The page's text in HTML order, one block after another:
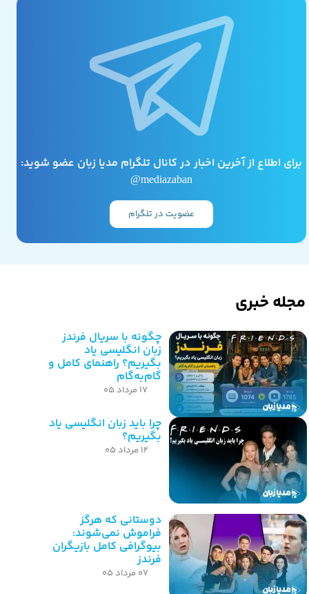
برای اطلاع از آخرین اخبار در کانال تلگرام مدیا زبان عضو شوید:
mediazaban@
عضویت در تلگرام
چگونه با سریال فرندز
زبان انگلیسی یاد
بگیریم؟ راهنمای کامل و
گام‌به‌گام
۱۷ مرداد ۰۵
چرا باید زبان انگلیسی یاد
بگیریم؟
۱۲ مرداد ۰۵
دوستانی که هرگز
فراموش نمی‌شوند:
بیوگرافی کامل بازیگران
فرندز
۰۷ مرداد ۰۵
مجله خبری